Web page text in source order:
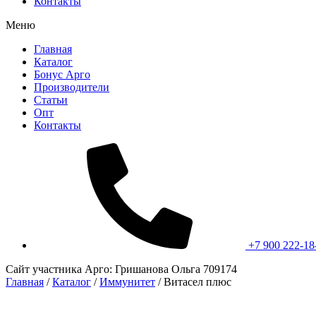
Меню
Главная
Каталог
Бонус Арго
Производители
Статьи
Опт
Контакты
+7 900 222-
Сайт участника Арго: Гришанова Ольга 709174
Главная / Каталог / Иммунитет / Витасел плюс